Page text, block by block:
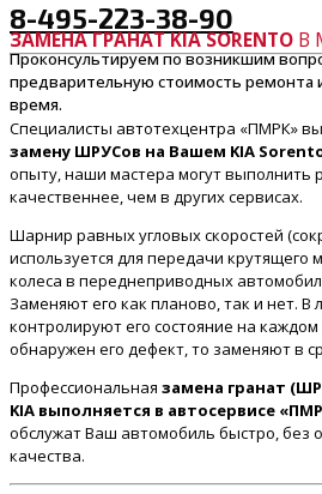
8-495-223-38-90
Проконсультируем по возникшим
предварительную стоимость ремонта
время.
ЗАМЕНА ГРАНАТ KIA SORENTO В
Специалисты автотехцентра «ПМРК»
замену ШРУСов на Вашем KIA
опыту, наши мастера могут выполнить
качественнее, чем в других сервисах.
Шарнир равных угловых скоростей
используется для передачи
колеса в переднеприводных
Заменяют его как планово, так и нет. В
контролируют его состояние на
обнаружен его дефект, то заменяют в
Профессиональная замена гранат
KIA выполняется в автосервисе
обслужат Ваш автомобиль быстро, без
качества.